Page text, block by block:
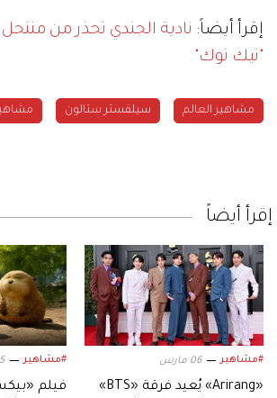
إقرأ أيضاً: نادية الجندي تحذر من
"تيك توك"
مشاهير العالم سيلفستر ستالون
إقرأ أيضاً
#مشاهير 06 مارس
«Arirang» يُعيد فرقة «BTS»
#مشاهير
فيلم